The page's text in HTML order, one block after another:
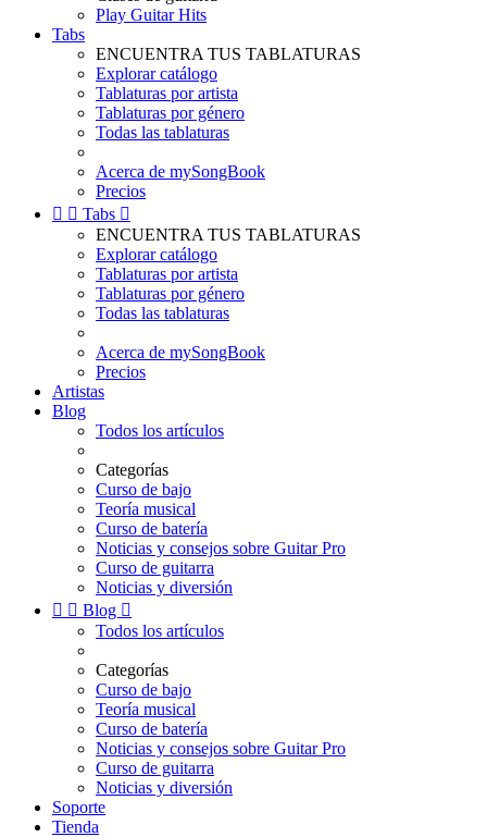
Play Guitar Hits
Tabs
ENCUENTRA TUS TABLATURAS
Explorar catálogo
Tablaturas por artista
Tablaturas por género
Todas las tablaturas
Acerca de mySongBook
Precios
  Tabs 
ENCUENTRA TUS TABLATURAS
Explorar catálogo
Tablaturas por artista
Tablaturas por género
Todas las tablaturas
Acerca de mySongBook
Precios
Artistas
Blog
Todos los artículos
Categorías
Curso de bajo
Teoría musical
Curso de batería
Noticias y consejos sobre Guitar Pro
Curso de guitarra
Noticias y diversión
  Blog 
Todos los artículos
Categorías
Curso de bajo
Teoría musical
Curso de batería
Noticias y consejos sobre Guitar Pro
Curso de guitarra
Noticias y diversión
Soporte
Tienda